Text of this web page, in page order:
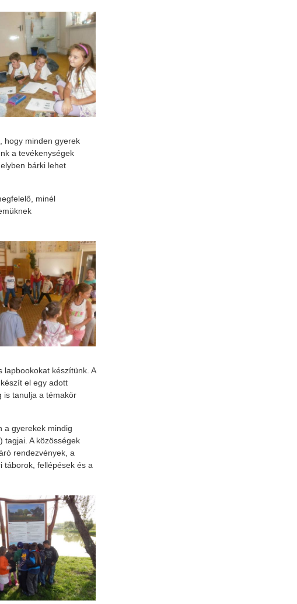
hogy minden gyerek
a tevékenységek
bárki lehet
minél
készítünk. A
el egy adott
is tanulja a témakör
a gyerekek mindig
tagjai. A közösségek
rendezvények, a
táborok, fellépések és a